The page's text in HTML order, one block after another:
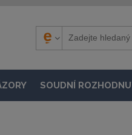
SOUDNÍ